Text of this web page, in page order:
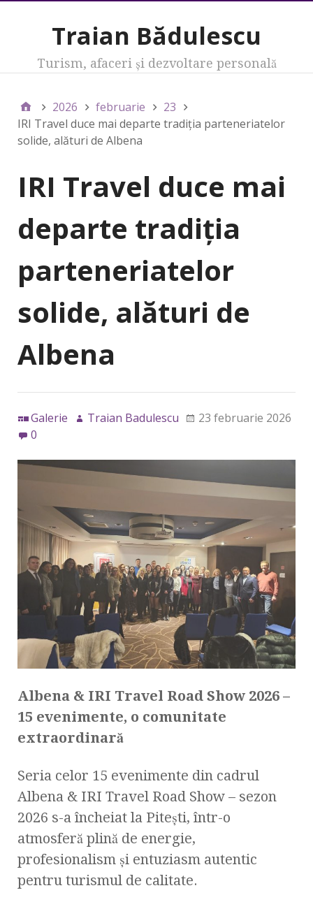
Traian Bădulescu
Turism, afaceri şi dezvoltare personală
2026 februarie
23
IRI Travel duce mai departe tradiția parteneriatelor
solide, alături de Albena
IRI Travel duce mai
departe tradiția
parteneriatelor
solide, alături de
Albena
Galerie Traian Badulescu
23 februarie 2026
0
Albena & IRI Travel Road Show 2026 –
15 evenimente, o comunitate
extraordinară
Seria celor 15 evenimente din cadrul
Albena & IRI Travel Road Show – sezon
2026 s-a încheiat la Pitești, într-o
atmosferă plină de energie,
profesionalism și entuziasm autentic
pentru turismul de calitate.